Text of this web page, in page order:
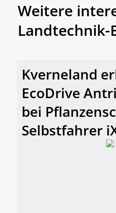
Weitere
Landtechnik-
Kverneland
EcoDrive
bei
Selbstfahrer